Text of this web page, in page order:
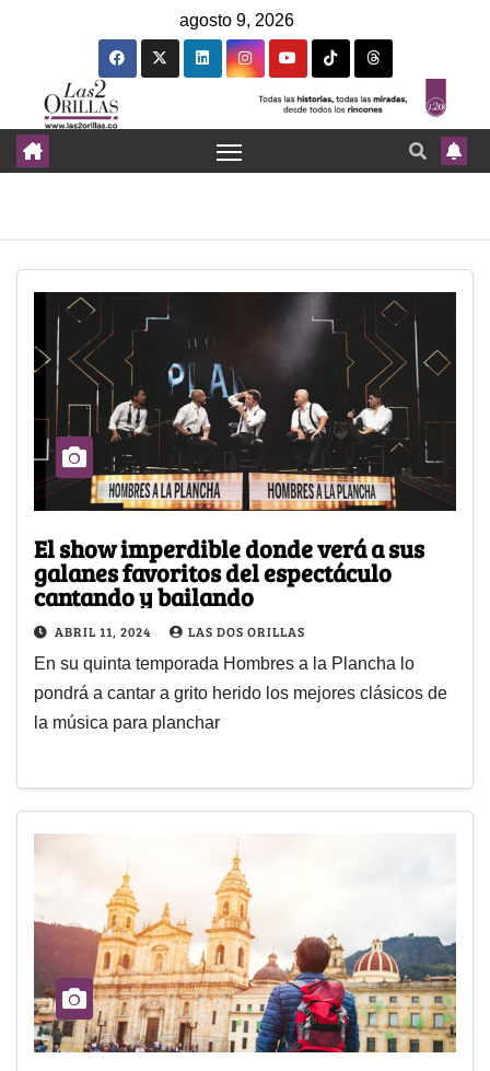
agosto 9, 2026
El show imperdible donde verá a sus
galanes favoritos del espectáculo
cantando y bailando
ABRIL 11, 2024 LAS DOS ORILLAS
En su quinta temporada Hombres a la Plancha lo
pondrá a cantar a grito herido los mejores clásicos de
la música para planchar